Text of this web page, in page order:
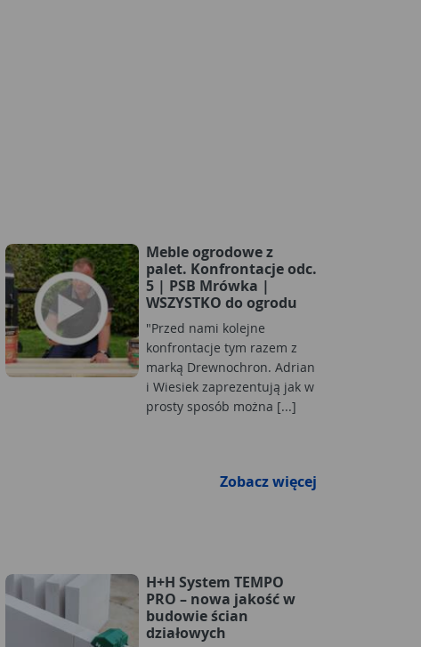
Meble ogrodowe z
palet. Konfrontacje odc.
5 | PSB Mrówka |
WSZYSTKO do ogrodu
"Przed nami kolejne
konfrontacje tym razem z
marką Drewnochron. Adrian
i Wiesiek zaprezentują jak w
prosty sposób można [...]
Zobacz więcej
H+H System TEMPO
PRO – nowa jakość w
budowie ścian
działowych